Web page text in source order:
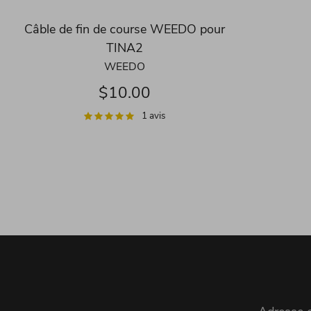
Câble de fin de course WEEDO pour
TINA2
WEEDO
$10.00
1 avis